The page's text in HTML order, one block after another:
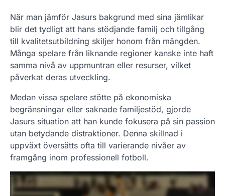
När man jämför Jasurs bakgrund med sina jämlikar
blir det tydligt att hans stödjande familj och tillgång
till kvalitetsutbildning skiljer honom från mängden.
Många spelare från liknande regioner kanske inte haft
samma nivå av uppmuntran eller resurser, vilket
påverkat deras utveckling.
Medan vissa spelare stötte på ekonomiska
begränsningar eller saknade familjestöd, gjorde
Jasurs situation att han kunde fokusera på sin passion
utan betydande distraktioner. Denna skillnad i
uppväxt översätts ofta till varierande nivåer av
framgång inom professionell fotboll.